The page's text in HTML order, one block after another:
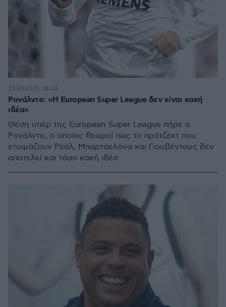
Ρονάλντο: «H European Super League δεν είναι κακή
ιδέα»
Θέση υπέρ της European Super League πήρε ο
Ρονάλντο, ο οποίος θεωρεί πως το πρότζεκτ που
ετοιμάζουν Ρεάλ, Μπαρτσελόνα και Γιουβέντους δεν
αποτελεί και τόσο κακή ιδέα
23.09.2021, 18:43